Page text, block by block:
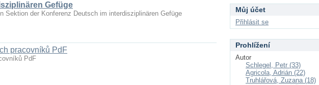
Gefüge
Sektion der Konferenz Deutsch im interdisziplinären Gefüge
pracovníků PdF
PdF
Můj účet
Přihlásit se
Prohlížení
Autor
Schlegel, Petr (33)
Agricola, Adrián (22)
Truhlářová, Zuzana (18)